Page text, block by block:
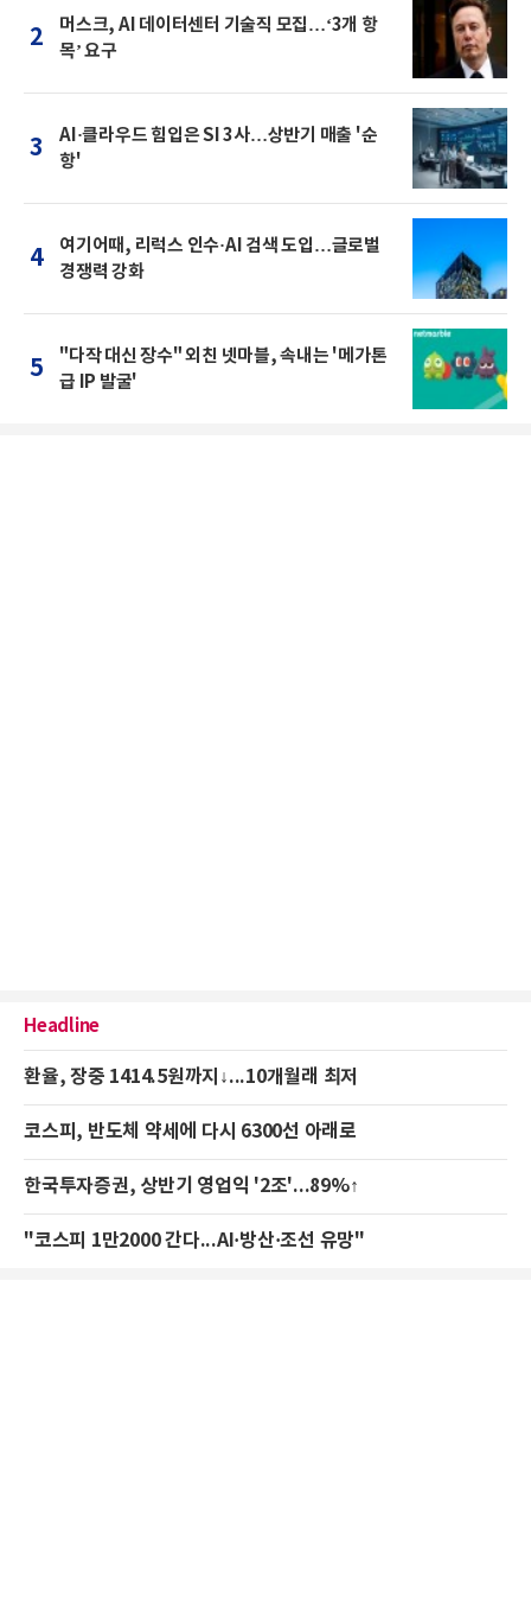
2
머스크, AI 데이터센터 기술직 모집…‘3개 항
목’ 요구
3
AI·클라우드 힘입은 SI 3사…상반기 매출 '순
항'
4
여기어때, 리럭스 인수·AI 검색 도입…글로벌
경쟁력 강화
5
"다작 대신 장수" 외친 넷마블, 속내는 '메가톤
급 IP 발굴'
Headline
환율, 장중 1414.5원까지↓...10개월래 최저
코스피, 반도체 약세에 다시 6300선 아래로
한국투자증권, 상반기 영업익 '2조'...89%↑
"코스피 1만2000 간다...AI·방산·조선 유망"